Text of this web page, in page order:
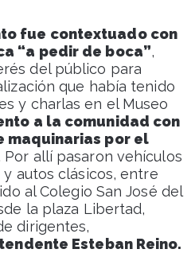
fue contextuado con
“a pedir de boca”,
del público para
que había tenido
y charlas en el Museo
a la comunidad con
maquinarias por el
Por allí pasaron vehículos
autos clásicos, entre
al Colegio San José del
la plaza Libertad,
dirigentes,
Esteban Reino.